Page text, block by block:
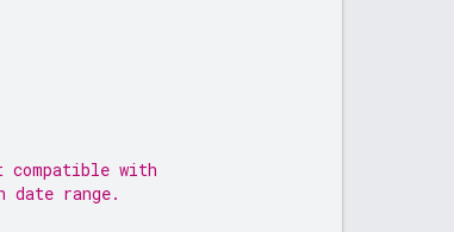
with
range.